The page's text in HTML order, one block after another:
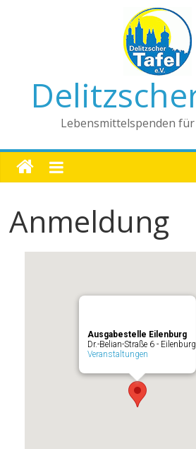
Lebensmittelspenden
Anmeldung
Ausgabestelle Eilenburg
Dr.-Belian-Straße 6 - Eilenburg
Veranstaltungen